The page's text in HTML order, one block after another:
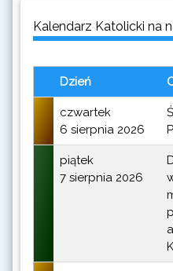
Kalendarz Katolicki na
Dzień
czwartek
6 sierpnia 2026
piątek
7 sierpnia 2026